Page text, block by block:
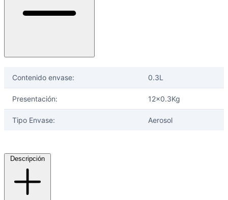
Ayuda
Sobre nosotros
Talleres
Sucursales
Seguimiento de pedidos
Contenido envase: 0.3L
Presentación: 12x0.3Kg
Tipo Envase: Aerosol
Descripción